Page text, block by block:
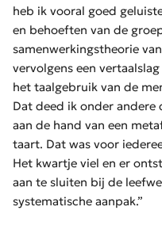
heb ik vooral goed
en behoeften van de
samenwerkingstheorie
vervolgens een
het taalgebruik van de
Dat deed ik onder
aan de hand van een
taart. Dat was voor
Het kwartje viel en er
aan te sluiten bij de
systematische aanpak.”